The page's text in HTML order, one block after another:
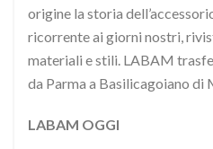
origine la storia
ricorrente ai giorni nostri,
materiali e stili. LABAM
da Parma a Basilicagoiano
LABAM OGGI